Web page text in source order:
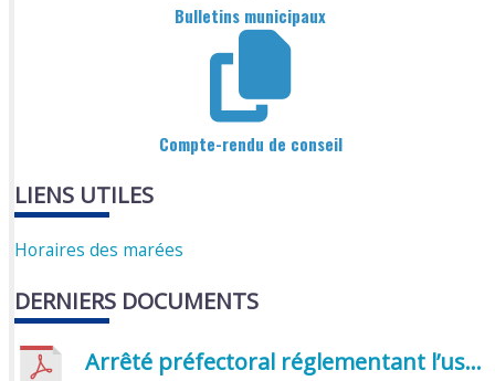
Bulletins municipaux
Compte-rendu de conseil
LIENS UTILES
Horaires des marées
DERNIERS DOCUMENTS
Arrêté préfectoral réglementant l’usage de l’eau